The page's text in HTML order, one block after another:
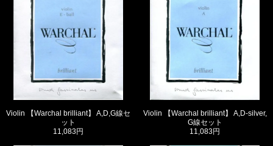
Violin 【Warchal brilliant】 A,D,G線セ
ット
11,083円
Violin 【Warchal brilliant】 A,D-silver,
G線セット
11,083円